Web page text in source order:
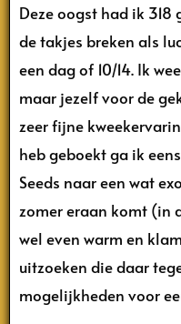
Deze oogst had ik 318
de takjes breken als
een dag of 10/14. Ik
maar jezelf voor de
zeer fijne
heb geboekt ga ik
Seeds naar een wat
zomer eraan komt (in
wel even warm en
uitzoeken die daar
mogelijkheden voor